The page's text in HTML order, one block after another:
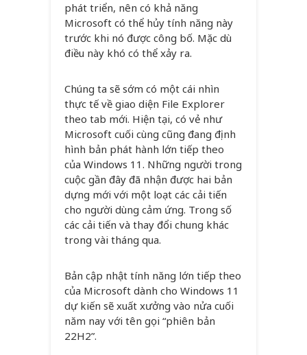
phát triển, nên có khả năng
Microsoft có thể hủy tính năng này
trước khi nó được công bố. Mặc dù
điều này khó có thể xảy ra.
Chúng ta sẽ sớm có một cái nhìn
thực tế về giao diện File Explorer
theo tab mới. Hiện tại, có vẻ như
Microsoft cuối cùng cũng đang định
hình bản phát hành lớn tiếp theo
của Windows 11. Những người trong
cuộc gần đây đã nhận được hai bản
dựng mới với một loạt các cải tiến
cho người dùng cảm ứng. Trong số
các cải tiến và thay đổi chung khác
trong vài tháng qua.
Bản cập nhật tính năng lớn tiếp theo
của Microsoft dành cho Windows 11
dự kiến ​​sẽ xuất xưởng vào nửa cuối
năm nay với tên gọi “phiên bản
22H2”.